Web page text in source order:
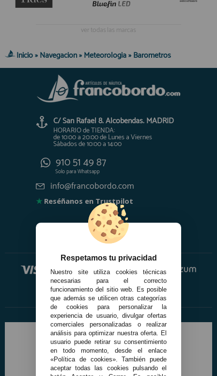
ver todas las marcas
Inicio»Navegacion»Meteorologia»Barometros
C/ San Rafael 8. Alcobendas. MADRID
HORARIO de TIENDA:
de 10:00 a 20:00 de Lunes a Viernes
Sábados de 10:00 a 14:00
910 51 49 87
Solo paraWhatsapp
info@francobordo.com
★ Reséñanos en Trustpilot
Respetamos tu privacidad
Nuestro site utiliza cookies técnicas
necesarias para el correcto
funcionamiento del sitio web. Es posible
que además se utilicen otras categorías
de cookies para personalizar la
experiencia de usuario, divulgar ofertas
comerciales personalizadas o realizar
análisis para optimizar nuestra oferta. El
usuario puede retirar su consentimiento
en todo momento, desde el enlace
«Política de cookies». También puede
aceptar todas las cookies pulsando el